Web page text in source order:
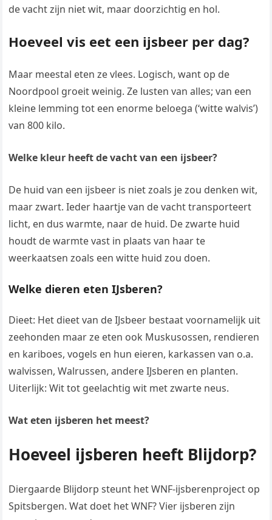
de vacht zijn niet wit, maar doorzichtig en hol.
Hoeveel vis eet een ijsbeer per dag?
Maar meestal eten ze vlees. Logisch, want op de
Noordpool groeit weinig. Ze lusten van alles; van een
kleine lemming tot een enorme beloega (‘witte walvis’)
van 800 kilo.
Welke kleur heeft de vacht van een ijsbeer?
De huid van een ijsbeer is niet zoals je zou denken wit,
maar zwart. Ieder haartje van de vacht transporteert
licht, en dus warmte, naar de huid. De zwarte huid
houdt de warmte vast in plaats van haar te
weerkaatsen zoals een witte huid zou doen.
Welke dieren eten IJsberen?
Dieet: Het dieet van de IJsbeer bestaat voornamelijk uit
zeehonden maar ze eten ook Muskusossen, rendieren
en kariboes, vogels en hun eieren, karkassen van o.a.
walvissen, Walrussen, andere IJsberen en planten.
Uiterlijk: Wit tot geelachtig wit met zwarte neus.
Wat eten ijsberen het meest?
Hoeveel ijsberen heeft Blijdorp?
Diergaarde Blijdorp steunt het WNF-ijsberenproject op
Spitsbergen. Wat doet het WNF? Vier ijsberen zijn